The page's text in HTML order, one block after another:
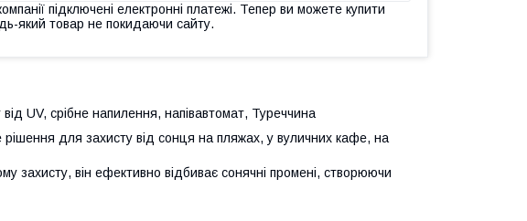
підключені електронні платежі. Тепер ви можете купити
який товар не покидаючи сайту.
UV, срібне напилення, напівавтомат, Туреччина
для захисту від сонця на пляжах, у вуличних кафе, на
захисту, він ефективно відбиває сонячні промені, створюючи